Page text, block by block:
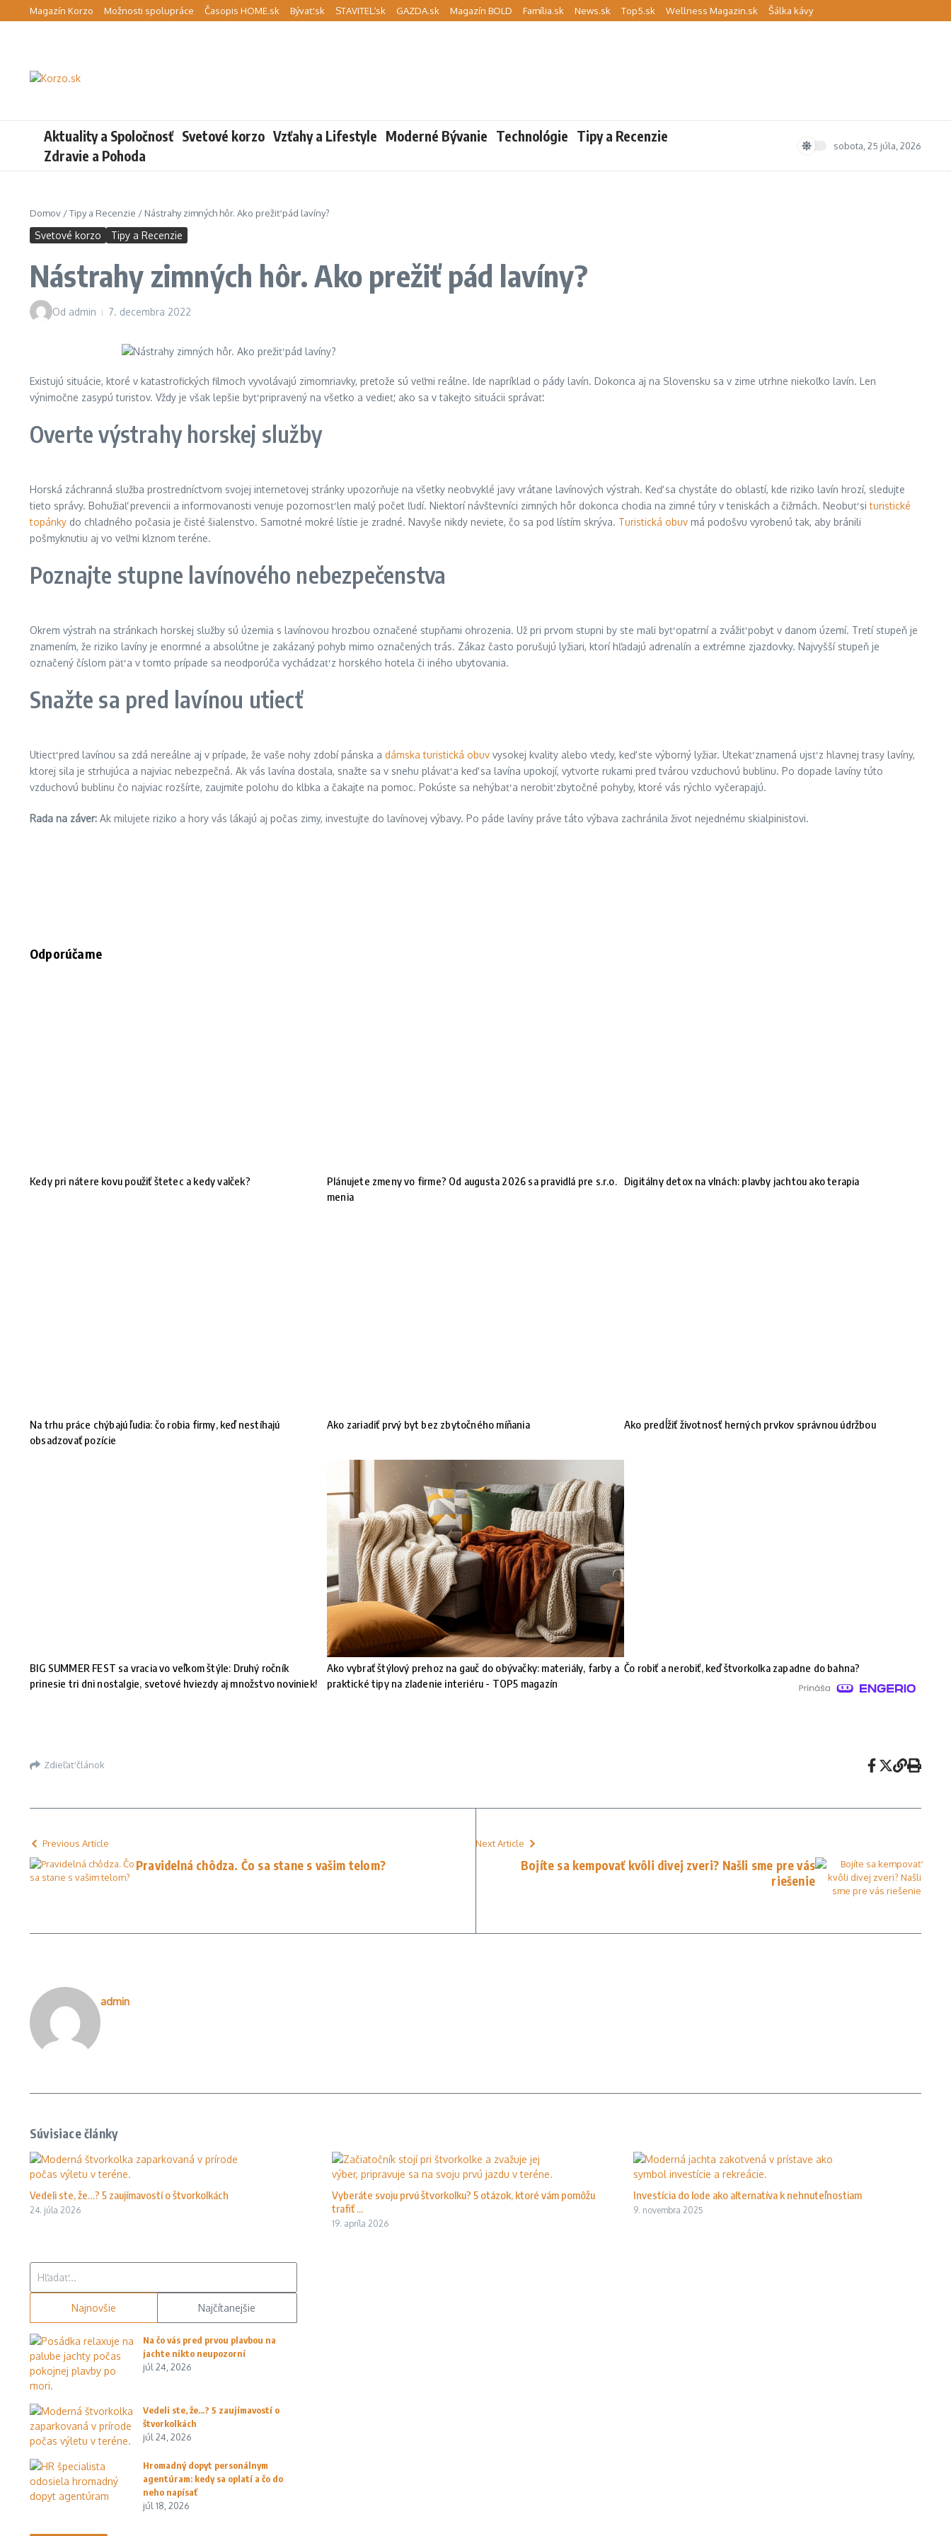
Preskočiť na obsah
Magazín Korzo Možnosti spolupráce Časopis HOME.sk Bývať.sk STAVITEĽ.sk GAZDA.sk Magazín BOLD Família.sk News.sk Top5.sk Wellness Magazin.sk Šálka kávy
Aktuality a Spoločnosť Svetové korzo Vzťahy a Lifestyle Moderné Bývanie Technológie Tipy a Recenzie
Zdravie a Pohoda
sobota, 25 júla, 2026
Domov /Tipy a Recenzie / Nástrahy zimných hôr. Ako prežiť pád lavíny?
Svetové korzo Tipy a Recenzie
Nástrahy zimných hôr. Ako prežiť pád lavíny?
Od admin 7. decembra 2022
Existujú situácie, ktoré v katastrofických filmoch vyvolávajú zimomriavky, pretože sú veľmi reálne. Ide napríklad o pády lavín. Dokonca aj na Slovensku sa v zime utrhne niekoľko lavín. Len
výnimočne zasypú turistov. Vždy je však lepšie byť pripravený na všetko a vedieť, ako sa v takejto situácii správať.
Overte výstrahy horskej služby
Horská záchranná služba prostredníctvom svojej internetovej stránky upozorňuje na všetky neobvyklé javy vrátane lavínových výstrah. Keď sa chystáte do oblastí, kde riziko lavín hrozí, sledujte
tieto správy. Bohužiaľ prevencii a informovanosti venuje pozornosť len malý počet ľudí. Niektorí návštevníci zimných hôr dokonca chodia na zimné túry v teniskách a čižmách. Neobuť situristické
topánky do chladného počasia je čisté šialenstvo. Samotné mokré lístie je zradné. Navyše nikdy neviete, čo sa pod lístím skrýva. Turistická obuv má podošvu vyrobenú tak, aby bránili
pošmyknutiu aj vo veľmi klznom teréne.
Poznajte stupne lavínového nebezpečenstva
Okrem výstrah na stránkach horskej služby sú územia s lavínovou hrozbou označené stupňami ohrozenia. Už pri prvom stupni by ste mali byť opatrní a zvážiť pobyt v danom území. Tretí stupeň je
znamením, že riziko lavíny je enormné a absolútne je zakázaný pohyb mimo označených trás. Zákaz často porušujú lyžiari, ktorí hľadajú adrenalín a extrémne zjazdovky. Najvyšší stupeň je
označený číslom päť a v tomto prípade sa neodporúča vychádzať z horského hotela či iného ubytovania.
Snažte sa pred lavínou utiecť
Utiecť pred lavínou sa zdá nereálne aj v prípade, že vaše nohy zdobí pánska a dámska turistická obuv vysokej kvality alebo vtedy, keď ste výborný lyžiar. Utekať znamená ujsť z hlavnej trasy lavíny,
ktorej sila je strhujúca a najviac nebezpečná. Ak vás lavína dostala, snažte sa v snehu plávať a keď sa lavína upokojí, vytvorte rukami pred tvárou vzduchovú bublinu. Po dopade lavíny túto
vzduchovú bublinu čo najviac rozšírte, zaujmite polohu do klbka a čakajte na pomoc. Pokúste sa nehýbať a nerobiť zbytočné pohyby, ktoré vás rýchlo vyčerapajú.
Rada na záver: Ak milujete riziko a hory vás lákajú aj počas zimy, investujte do lavínovej výbavy. Po páde lavíny práve táto výbava zachránila život nejednému skialpinistovi.
Odporúčame
Kedy pri nátere kovu použiť štetec a kedy valček?
Plánujete zmeny vo firme? Od augusta 2026 sa pravidlá pre s.r.o.
menia
Digitálny detox na vlnách: plavby jachtou ako terapia
Na trhu práce chýbajú ľudia: čo robia firmy, keď nestíhajú
obsadzovať pozície
Ako zariadiť prvý byt bez zbytočného míňania Ako predĺžiť životnosť herných prvkov správnou údržbou
BIG SUMMER FEST sa vracia vo veľkom štýle: Druhý ročník
prinesie tri dni nostalgie, svetové hviezdy aj množstvo noviniek!
Ako vybrať štýlový prehoz na gauč do obývačky: materiály, farby a
praktické tipy na zladenie interiéru - TOP5 magazín
Čo robiť a nerobiť, keď štvorkolka zapadne do bahna?
Zdieľať článok
Previous Article
Pravidelná chôdza. Čo sa stane s vašim telom?
Next Article
Bojíte sa kempovať kvôli divej zveri? Našli sme pre vás
riešenie
admin
Súvisiace články
Vedeli ste, že…? 5 zaujímavostí o štvorkolkách
24. júla 2026
Vyberáte svoju prvú štvorkolku? 5 otázok, ktoré vám pomôžu
trafiť ...
19. apríla 2026
Investícia do lode ako alternatíva k nehnuteľnostiam
9. novembra 2025
Najnovšie Najčítanejšie
Na čo vás pred prvou plavbou na
jachte nikto neupozorní
júl 24, 2026
Vedeli ste, že…? 5 zaujímavostí o
štvorkolkách
júl 24, 2026
Hromadný dopyt personálnym
agentúram: kedy sa oplatí a čo do
neho napísať
júl 18, 2026